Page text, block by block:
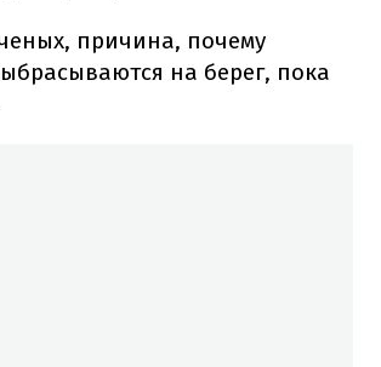
причина, почему
на берег, пока